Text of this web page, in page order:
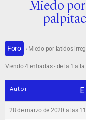
Miedo
Foro › Miedo por latidos
Viendo 4 entradas - de la 1 a
Autor
28 de marzo de 2020 a las